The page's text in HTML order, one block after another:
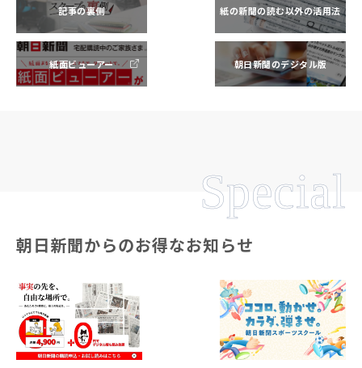
記事の裏側 紙の新聞の読む以外の活用法
紙面ビューアー 朝日新聞のデジタル版
Special
朝日新聞からのお得なお知らせ